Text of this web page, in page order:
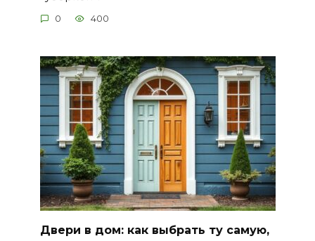
0 400
Двери в дом: как выбрать ту самую,